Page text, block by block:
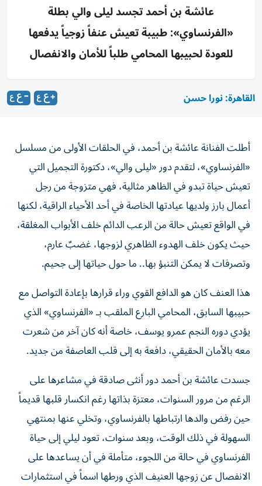
عائشة بن أحمد تجسد ليلى والي بطلة
«الفرنساوي»: طبيبة تعيش عنفاً زوجياً يدفعها
للعودة لحبيبها المحامي طلباً للأمان والانفصال
القاهرة: نورا حسن
أطلت الفنانة عائشة بن أحمد، في الحلقات الأولى من مسلسل
«الفرنساوي»، لتقدم دور «ليلى والي»، دكتورة التجميل التي
تعيش حياة تبدو في الظاهر مثالية، فهي متزوجة من رجل
أعمال بارز ولديها عيادتها الخاصة في أحد الأحياء الراقية، لكنها
في الواقع تعيش حالة من الرعب الدائم خلف الأبواب المغلقة،
حيث يكون خلف الهدوء الظاهري لزوجها، غضبٌ عارم،
وتصرفات لا يمكن التنبؤ بها.. ما حول حياتها إلى جحيم.
هذا العنف كان هو الدافع القوي وراء قرارها بإعادة التواصل مع
حبيبها السابق، المحامي البارع الملقب بـ «الفرنساوي» الذي
يؤدي دوره النجم عمرو يوسف، خاصة أنه كان آخر من شعرت
معه بالأمان الحقيقي، دافعة به إلى قلب العاصفة من جديد.
جسدت عائشة بن أحمد دور أنثى صادقة في مشاعرها على
الرغم من مرور السنوات، معتزة بذاتها رغم انكسار قلبها قديماً
حين رفض والدها ارتباطها بالفرنساوي، وتخلي عنها بمنتهي
السهولة في ذلك الوقت، وبعد سنوات، تعود ليلي إلى حياة
الفرنساوي في حالة من اللجوء، متأملة في أن يساعدها على
الانفصال عن زوجها العنيف الذي ورطها اسماً في استثمارات